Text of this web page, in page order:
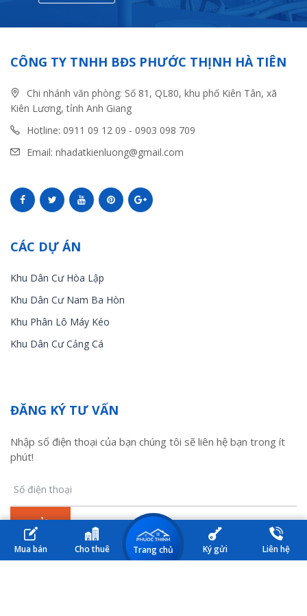
CÔNG TY TNHH BĐS PHƯỚC THỊNH HÀ TIÊN
Chi nhánh văn phòng: Số 81, QL80, khu phố Kiên Tân, xã
Kiên Lương, tỉnh Anh Giang
Hotline: 0911 09 12 09 - 0903 098 709
Email: nhadatkienluong@gmail.com
Mua bán Cho thuê Trang chủ Ký gửi Liên hệ
CÁC DỰ ÁN
Khu Dân Cư Hòa Lập
Khu Dân Cư Nam Ba Hòn
Khu Phân Lô Máy Kéo
Khu Dân Cư Cảng Cá
ĐĂNG KÝ TƯ VẤN
Nhập số điện thoại của bạn chúng tôi sẽ liên hệ bạn trong ít
phút!